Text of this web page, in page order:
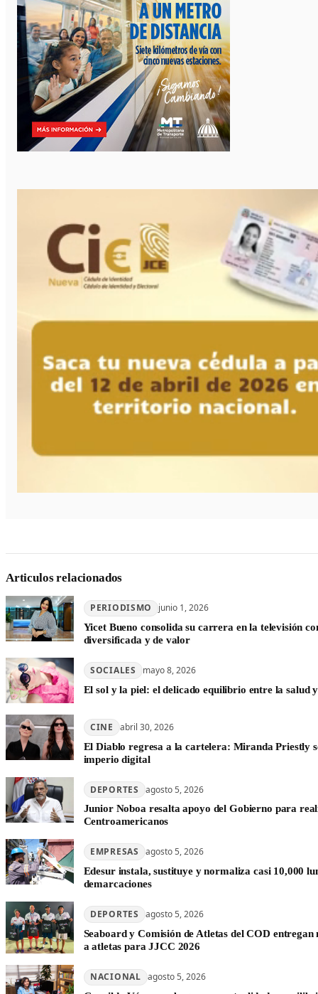
Articulos relacionados
PERIODISMO junio 1, 2026
Yicet Bueno consolida su carrera en la televisión
diversificada y de valor
SOCIALES mayo 8, 2026
El sol y la piel: el delicado equilibrio entre la salud
CINE abril 30, 2026
El Diablo regresa a la cartelera: Miranda Priestly
imperio digital
DEPORTES agosto 5, 2026
Junior Noboa resalta apoyo del Gobierno para
Centroamericanos
EMPRESAS agosto 5, 2026
Edesur instala, sustituye y normaliza casi 10,000
demarcaciones
DEPORTES agosto 5, 2026
Seaboard y Comisión de Atletas del COD entregan
a atletas para JJCC 2026
NACIONAL agosto 5, 2026